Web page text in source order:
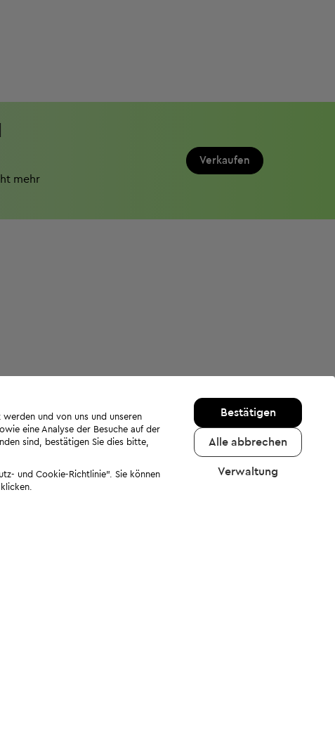
mehr
Verkaufen
und von uns und unseren
eine Analyse der Besuche auf der
sind, bestätigen Sie dies bitte,
und Cookie-Richtlinie". Sie können
Bestätigen
Alle abbrechen
Verwaltung